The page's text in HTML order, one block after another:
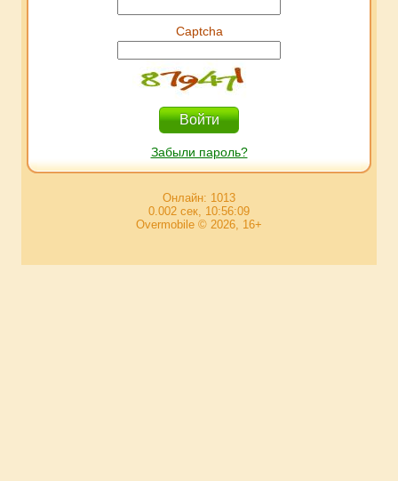
Captcha
Забыли пароль?
Онлайн: 1013
0.002 сек, 10:56:09
Overmobile © 2026, 16+